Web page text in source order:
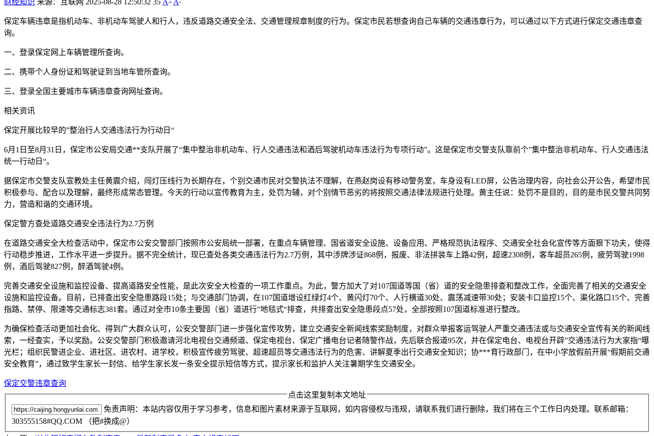
保定车辆违章是指机动车、非机动车驾驶人和行人，违反道路交通安全法、交通管理规章制度的行为。保定市民若想查询自己车辆的交通违章行为，可以通过以下方式进行保定交通违章查
询。
一、登录保定网上车辆管理所查询。
二、携带个人身份证和驾驶证到当地车管所查询。
三、登录全国主要城市车辆违章查询网址查询。
相关资讯
保定开展比较早的”整治行人交通违法行为行动日“
6月1日至8月31日，保定市公安局交通**支队开展了“集中整治非机动车、行人交通违法和酒后驾驶机动车违法行为专项行动”。这是保定市交警支队靠前个”集中整治非机动车、行人交通违法
统一行动日“。
据保定市交警支队宣教处主任黄震介绍，闯灯压线行为长期存在，个别交通市民对交警执法不理解，在燕赵岗设有移动警务室，车身设有LED屏，公告治理内容，向社会公开公告，希望市民
积极参与、配合以及理解，最终形成常态管理。今天的行动以宣传教育为主，处罚为辅，对个别情节恶劣的将按照交通法律法规进行处理。黄主任说：处罚不是目的，目的是市民交警共同努
力，营造和谐的交通环境。
保定警方查处道路交通安全违法行为2.7万例
在道路交通安全大检查活动中，保定市公安交警部门按照市公安局统一部署，在重点车辆管理、国省道安全设施、设备应用、严格规范执法程序、交通安全社会化宣传等方面狠下功夫，使得
行动稳步推进，工作水平进一步提升。据不完全统计，现已查处各类交通违法行为2.7万例，其中涉牌涉证868例，报废、非法拼装车上路42例，超速2308例，客车超员265例，疲劳驾驶1998
例，酒后驾驶827例，醉酒驾驶4例。
完善交通安全设施和监控设备、提高道路安全性能，是此次安全大检查的一项工作重点。为此，警方加大了对107国道等国（省）道的安全隐患排查和整改工作，全面完善了相关的交通安全
设施和监控设备。目前，已排查出安全隐患路段15处；与交通部门协调，在107国道增设红绿灯4个、黄闪灯70个、人行横道30处、震荡减速带30处；安装卡口监控15个、渠化路口15个、完善
指路、禁停、限速等交通标志381套。通过对全市10条主要国（省）道进行”地毯式“排查，共排查出安全隐患段点57处，全部按照107国道标准进行整改。
为确保检查活动更加社会化、得到广大群众认可，公安交警部门进一步强化宣传攻势，建立交通安全新闻线索奖励制度，对群众举报客运驾驶人严重交通违法或与交通安全宣传有关的新闻线
索，一经查实，予以奖励。公安交警部门积极邀请河北电视台交通频道、保定电视台、保定广播电台记者随警作战，先后联合报道95次，并在保定电台、电视台开辟”交通违法行为大家指“曝
光栏；组织民警进企业、进社区、进农村、进学校，积极宣传疲劳驾驶、超速超员等交通违法行为的危害、讲解夏季出行交通安全知识；协***育行政部门，在中小学放假前开展“假期前交通
安全教育”，通过致学生家长一封信、给学生家长发一条安全提示短信等方式，提示家长和监护人关注暑期学生交通安全。
保定交警违章查询
点击这里复制本文地址
免责声明：本站内容仅用于学习参考，信息和图片素材来源于互联网，如内容侵权与违规，请联系我们进行删除，我们将在三个工作日内处理。联系邮箱：
303555158#QQ.COM （把#换成@）